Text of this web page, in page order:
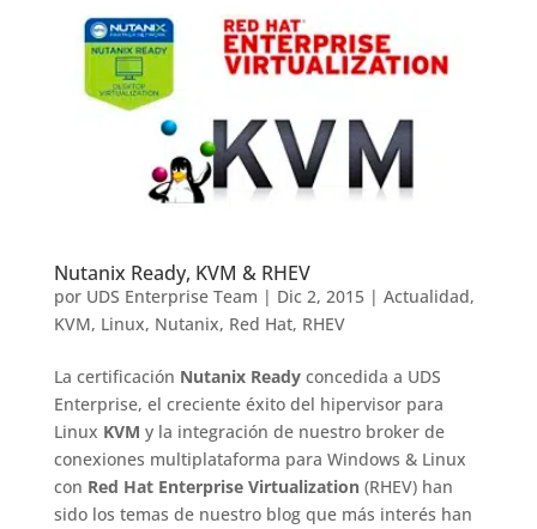
Nutanix Ready, KVM & RHEV
por UDS Enterprise Team | Dic 2, 2015| Actualidad,
KVM, Linux, Nutanix, Red Hat, RHEV
La certificación Nutanix Readyconcedida a UDS
Enterprise, el creciente éxito del hipervisor para
Linux KVM y la integración de nuestro broker de
conexiones multiplataforma para Windows & Linux
con Red Hat Enterprise Virtualization(RHEV) han
sido los temas de nuestro blog que más interés han